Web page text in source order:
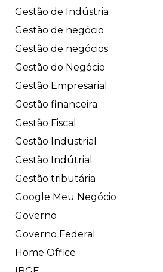
Gestão de Indústria
Gestão de negócio
Gestão de negócios
Gestão do Negócio
Gestão Empresarial
Gestão financeira
Gestão Fiscal
Gestão Industrial
Gestão Indútrial
Gestão tributária
Google Meu Negócio
Governo
Governo Federal
Home Office